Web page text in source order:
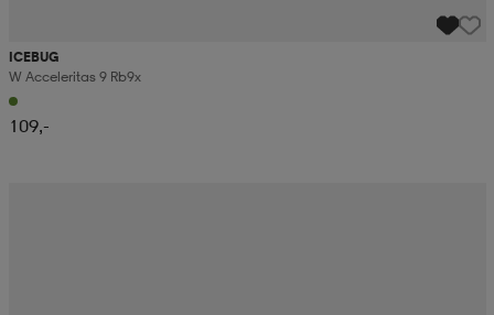
ICEBUG
W Acceleritas 9 Rb9x
109,-